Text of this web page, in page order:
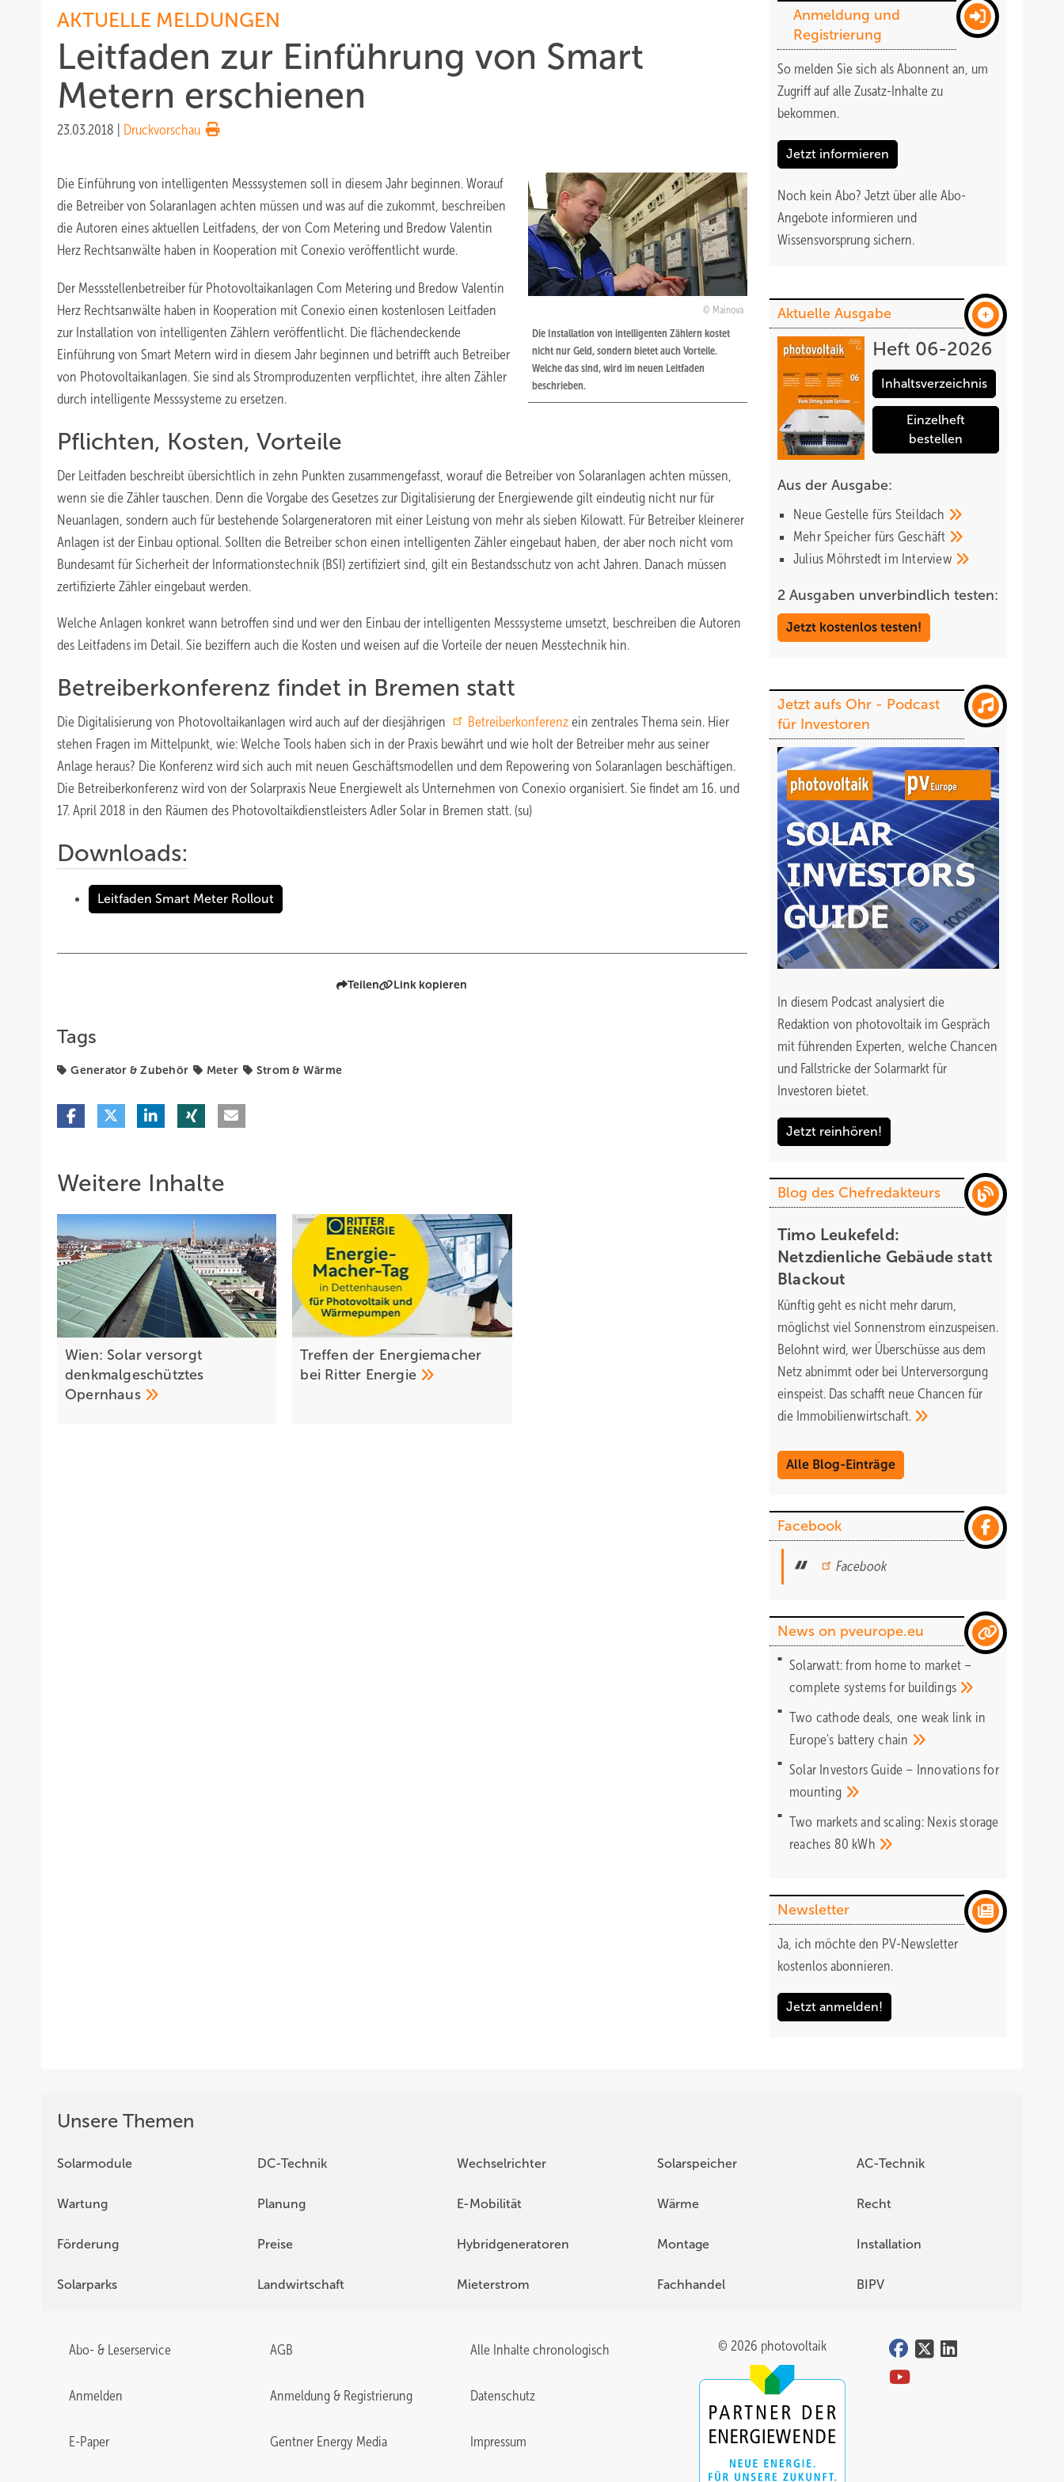
AKTUELLE MELDUNGEN
Leitfaden zur Einführung von Smart
Metern erschienen
23.03.2018 Druckvorschau
Mainova
Die Installation von intelligenten Zählern kostet
nicht nur Geld, sondern bietet auch Vorteile.
Welche das sind, wird im neuen Leitfaden
beschrieben.
Die Einführung von intelligenten Messsystemen soll in diesem Jahr beginnen. Worauf
die Betreiber von Solaranlagen achten müssen und was auf die zukommt, beschreiben
die Autoren eines aktuellen Leitfadens, der von Com Metering und Bredow Valentin
Herz Rechtsanwälte haben in Kooperation mit Conexio veröffentlicht wurde.
Der Messstellenbetreiber für Photovoltaikanlagen Com Metering und Bredow Valentin
Herz Rechtsanwälte haben in Kooperation mit Conexio einen kostenlosen Leitfaden
zur Installation von intelligenten Zählern veröffentlicht. Die flächendeckende
Einführung von Smart Metern wird in diesem Jahr beginnen und betrifft auch Betreiber
von Photovoltaikanlagen. Sie sind als Stromproduzenten verpflichtet, ihre alten Zähler
durch intelligente Messsysteme zu ersetzen.
Pflichten, Kosten, Vorteile
Der Leitfaden beschreibt übersichtlich in zehn Punkten zusammengefasst, worauf die Betreiber von Solaranlagen achten müssen,
wenn sie die Zähler tauschen. Denn die Vorgabe des Gesetzes zur Digitalisierung der Energiewende gilt eindeutig nicht nur für
Neuanlagen, sondern auch für bestehende Solargeneratoren mit einer Leistung von mehr als sieben Kilowatt. Für Betreiber kleinerer
Anlagen ist der Einbau optional. Sollten die Betreiber schon einen intelligenten Zähler eingebaut haben, der aber noch nicht vom
Bundesamt für Sicherheit der Informationstechnik (BSI) zertifiziert sind, gilt ein Bestandsschutz von acht Jahren. Danach müssen
zertifizierte Zähler eingebaut werden.
Welche Anlagen konkret wann betroffen sind und wer den Einbau der intelligenten Messsysteme umsetzt, beschreiben die Autoren
des Leitfadens im Detail. Sie beziffern auch die Kosten und weisen auf die Vorteile der neuen Messtechnik hin.
Betreiberkonferenz findet in Bremen statt
Die Digitalisierung von Photovoltaikanlagen wird auch auf der diesjährigen Betreiberkonferenz ein zentrales Thema sein. Hier
stehen Fragen im Mittelpunkt, wie: Welche Tools haben sich in der Praxis bewährt und wie holt der Betreiber mehr aus seiner
Anlage heraus? Die Konferenz wird sich auch mit neuen Geschäftsmodellen und dem Repowering von Solaranlagen beschäftigen.
Die Betreiberkonferenz wird von der Solarpraxis Neue Energiewelt als Unternehmen von Conexio organisiert. Sie findet am 16. und
17. April 2018 in den Räumen des Photovoltaikdienstleisters Adler Solar in Bremen statt. (su)
Downloads:
Leitfaden Smart Meter Rollout
Teilen Link kopieren
Tags
Generator & Zubehör Meter Strom & Wärme
Weitere Inhalte
Wien: Solar versorgt
denkmalgeschütztes
Opernhaus
Treffen der Energiemacher
bei Ritter Energie
Anmeldung und
Registrierung
So melden Sie sich als Abonnent an, um
Zugriff auf alle Zusatz-Inhalte zu
bekommen.
Jetzt informieren
Noch kein Abo? Jetzt über alle Abo-
Angebote informieren und
Wissensvorsprung sichern.
Aktuelle Ausgabe
Heft 06-2026
Inhaltsverzeichnis
Einzelheft
bestellen
Aus der Ausgabe:
Neue Gestelle fürs Steildach
Mehr Speicher fürs Geschäft
Julius Möhrstedt im Interview
2 Ausgaben unverbindlich testen:
Jetzt kostenlos testen!
Jetzt aufs Ohr - Podcast
für Investoren
In diesem Podcast analysiert die
Redaktion von photovoltaik im Gespräch
mit führenden Experten, welche Chancen
und Fallstricke der Solarmarkt für
Investoren bietet.
Jetzt reinhören!
Blog des Chefredakteurs
Timo Leukefeld:
Netzdienliche Gebäude statt
Blackout
Künftig geht es nicht mehr darum,
möglichst viel Sonnenstrom einzuspeisen.
Belohnt wird, wer Überschüsse aus dem
Netz abnimmt oder bei Unterversorgung
einspeist. Das schafft neue Chancen für
die Immobilienwirtschaft.
Alle Blog-Einträge
Facebook
Facebook
News on pveurope.eu
Solarwatt: from home to market –
complete systems for buildings
Two cathode deals, one weak link in
Europe's batterychain
Solar Investors Guide – Innovations for
mounting
Two markets and scaling: Nexis storage
reaches 80 kWh
Newsletter
Ja, ich möchte den PV-Newsletter
kostenlos abonnieren.
Jetzt anmelden!
Unsere Themen
Solarmodule DC-Technik Wechselrichter Solarspeicher AC-Technik
Wartung Planung E-Mobilität Wärme Recht
Förderung Preise Hybridgeneratoren Montage Installation
Solarparks Landwirtschaft Mieterstrom Fachhandel BIPV
Abo- & Leserservice AGB Alle Inhalte chronologisch
Anmelden Anmeldung & Registrierung Datenschutz
E-Paper Gentner Energy Media Impressum
© 2026 photovoltaik